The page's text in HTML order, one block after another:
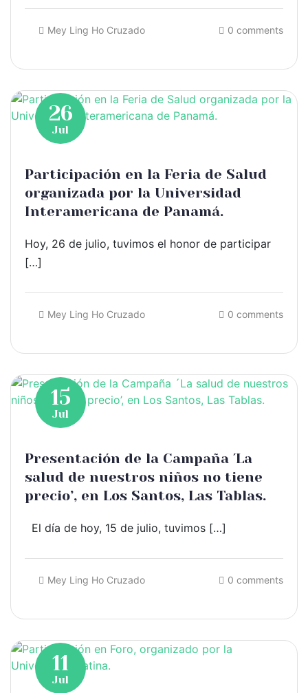
Mey Ling Ho Cruzado 0 comments
26
Jul
Participación en la Feria de Salud
organizada por la Universidad
Interamericana de Panamá.
Hoy, 26 de julio, tuvimos el honor de participar
[…]
Mey Ling Ho Cruzado 0 comments
15
Jul
Presentación de la Campaña ´La
salud de nuestros niños no tiene
precio’, en Los Santos, Las Tablas.
El día de hoy, 15 de julio, tuvimos […]
Mey Ling Ho Cruzado 0 comments
11
Jul